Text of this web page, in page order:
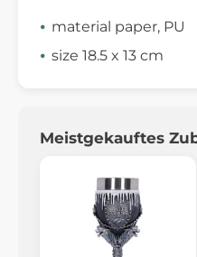
material paper, PU
size 18.5 x 13 cm
Meistgekauftes